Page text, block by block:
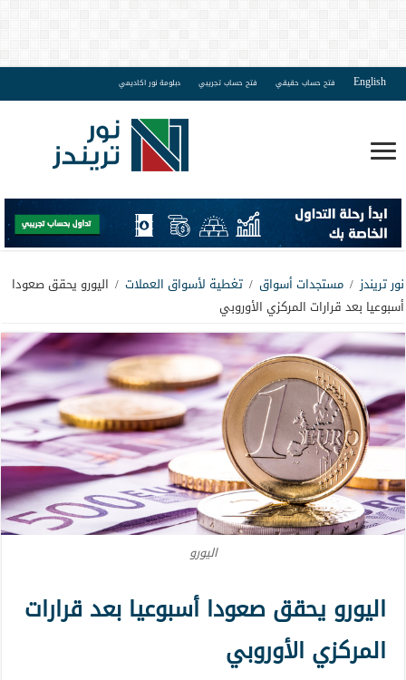
English فتح حساب حقيقي فتح حساب تجريبي دبلومة نور اكاديمي
نور تريندز / مستجدات أسواق / تغطية لأسواق العملات / اليورو يحقق صعودا
أسبوعيا بعد قرارات المركزي الأوروبي
اليورو
اليورو يحقق صعودا أسبوعيا بعد قرارات
المركزي الأوروبي